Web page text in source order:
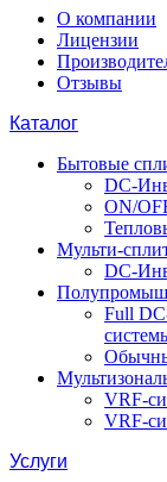
О компании
Лицензии
Отзывы
Каталог
Бытовые
DC-
ON/
Мульти-
DC-
Full
VRF-
VRF-
Услуги